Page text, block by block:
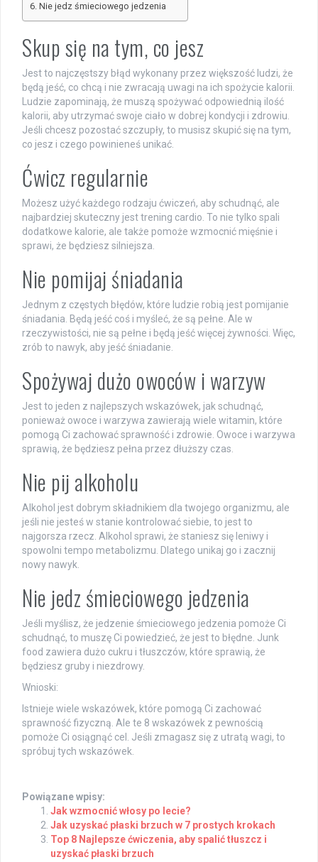
Nie jedz śmieciowego jedzenia
Skup się na tym, co jesz
Jest to najczęstszy błąd wykonany przez większość ludzi, że
będą jeść, co chcą i nie zwracają uwagi na ich spożycie kalorii.
Ludzie zapominają, że muszą spożywać odpowiednią ilość
kalorii, aby utrzymać swoje ciało w dobrej kondycji i zdrowiu.
Jeśli chcesz pozostać szczupły, to musisz skupić się na tym,
co jesz i czego powinieneś unikać.
Ćwicz regularnie
Możesz użyć każdego rodzaju ćwiczeń, aby schudnąć, ale
najbardziej skuteczny jest trening cardio. To nie tylko spali
dodatkowe kalorie, ale także pomoże wzmocnić mięśnie i
sprawi, że będziesz silniejsza.
Nie pomijaj śniadania
Jednym z częstych błędów, które ludzie robią jest pomijanie
śniadania. Będą jeść coś i myśleć, że są pełne. Ale w
rzeczywistości, nie są pełne i będą jeść więcej żywności. Więc,
zrób to nawyk, aby jeść śniadanie.
Spożywaj dużo owoców i warzyw
Jest to jeden z najlepszych wskazówek, jak schudnąć,
ponieważ owoce i warzywa zawierają wiele witamin, które
pomogą Ci zachować sprawność i zdrowie. Owoce i warzywa
sprawią, że będziesz pełna przez dłuższy czas.
Nie pij alkoholu
Alkohol jest dobrym składnikiem dla twojego organizmu, ale
jeśli nie jesteś w stanie kontrolować siebie, to jest to
najgorsza rzecz. Alkohol sprawi, że staniesz się leniwy i
spowolni tempo metabolizmu. Dlatego unikaj go i zacznij
nowy nawyk.
Nie jedz śmieciowego jedzenia
Jeśli myślisz, że jedzenie śmieciowego jedzenia pomoże Ci
schudnąć, to muszę Ci powiedzieć, że jest to błędne. Junk
food zawiera dużo cukru i tłuszczów, które sprawią, że
będziesz gruby i niezdrowy.
Wnioski:
Istnieje wiele wskazówek, które pomogą Ci zachować
sprawność fizyczną. Ale te 8 wskazówek z pewnością
pomoże Ci osiągnąć cel. Jeśli zmagasz się z utratą wagi, to
spróbuj tych wskazówek.
Powiązane wpisy:
Jak wzmocnić włosy po lecie?
Jak uzyskać płaski brzuch w 7 prostych krokach
Top 8 Najlepsze ćwiczenia, aby spalić tłuszcz i
uzyskać płaski brzuch